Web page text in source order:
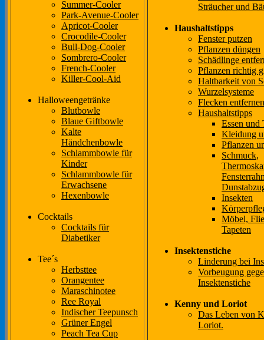
Summer-Cooler
Park-Avenue-Cooler
Apricot-Cooler
Crocodile-Cooler
Bull-Dog-Cooler
Sombrero-Cooler
French-Cooler
Killer-Cool-Aid
Halloweengetränke
Blutbowle
Blaue Giftbowle
Kalte
Händchenbowle
Schlammbowle für
Kinder
Schlammbowle für
Erwachsene
Hexenbowle
Cocktails
Cocktails für
Diabetiker
Tee´s
Herbsttee
Orangentee
Maraschinotee
Ree Royal
Indischer Teepunsch
Grüner Engel
Peach Tea Cup
Sträucher und
Haushaltstipps
Fenster putzen
Pflanzen düngen
Schädlinge
Pflanzen richtig
Haltbarkeit von
Wurzelsysteme
Flecken entfernen
Haushaltstipps
Essen und
Kleidung
Pflanzen
Schmuck,
Insekten
Möbel,
Tapeten
Insektenstiche
Linderung bei
Vorbeugung
Insektenstiche
Kenny und Loriot
Das Leben von
Loriot.